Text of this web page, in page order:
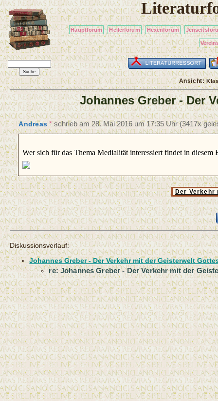
Hauptforum Heilerforum Hexenforum
Ansicht:
Johannes Greber - Der
Andreas*schrieb am28. Mai 2016 um 17:35 Uhr(3417x
Wer sich für das Thema Medialität interessiert findet in diesem
Der
Diskussionsverlauf:
Johannes Greber - Der Verkehr mit der Geisterwelt
re: Johannes Greber - Der Verkehr mit der